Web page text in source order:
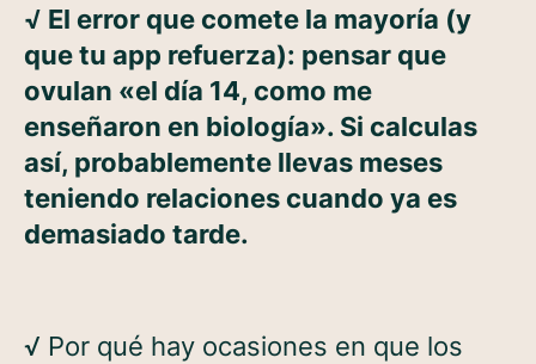
√ El error que comete la mayoría (y
que tu app refuerza): pensar que
ovulan «el día 14, como me
enseñaron en biología». Si calculas
así, probablemente llevas meses
teniendo relaciones cuando ya es
demasiado tarde.
√ Por qué hay ocasiones en que los